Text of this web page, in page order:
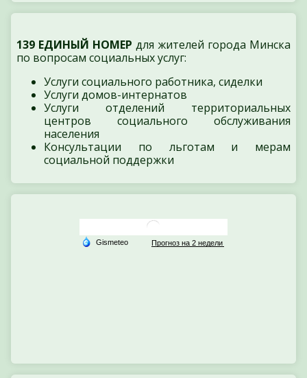
139 ЕДИНЫЙ НОМЕР для жителей города Минска
по вопросам социальных услуг:
Услуги социального работника, сиделки
Услуги домов-интернатов
Услуги отделений территориальных
центров социального обслуживания
населения
Консультации по льготам и мерам
социальной поддержки